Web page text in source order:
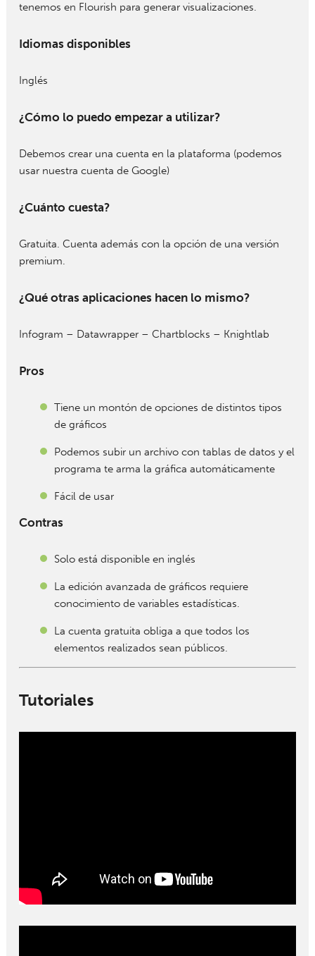
tenemos en Flourish para generar visualizaciones.
Idiomas disponibles
Inglés
¿Cómo lo puedo empezar a utilizar?
Debemos crear una cuenta en la plataforma (podemos
usar nuestra cuenta de Google)
¿Cuánto cuesta?
Gratuita. Cuenta además con la opción de una versión
premium.
¿Qué otras aplicaciones hacen lo mismo?
Infogram – Datawrapper – Chartblocks – Knightlab
Pros
Tiene un montón de opciones de distintos tipos
de gráficos
Podemos subir un archivo con tablas de datos y el
programa te arma la gráfica automáticamente
Fácil de usar
Contras
Solo está disponible en inglés
La edición avanzada de gráficos requiere
conocimiento de variables estadísticas.
La cuenta gratuita obliga a que todos los
elementos realizados sean públicos.
Tutoriales